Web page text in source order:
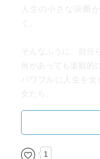
人生の小さな決断
く。
そんなふうに、自分
何があっても楽観的
パワフルに人生を
女たち。
――著者が、ニュー
来事から学んだ「強
内面の美しさを磨き
1